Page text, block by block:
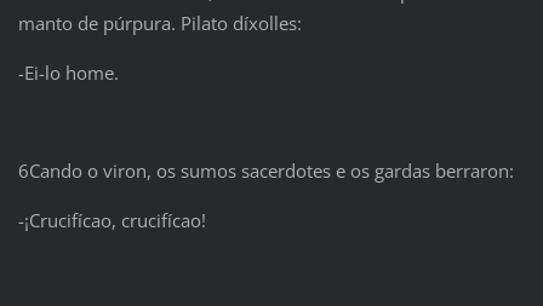
manto de púrpura. Pilato díxolles:
-Ei-lo home.
6Cando o viron, os sumos sacerdotes e os gardas berraron:
-¡Crucifícao, crucifícao!